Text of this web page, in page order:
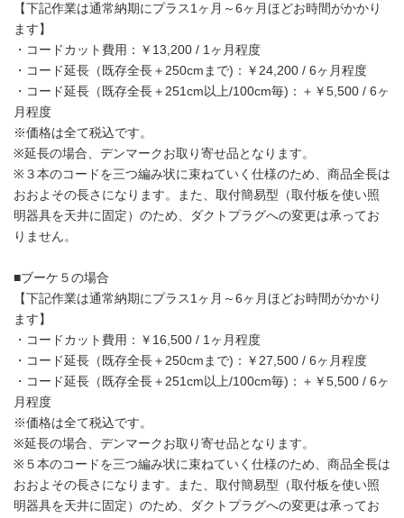
【下記作業は通常納期にプラス1ヶ月～6ヶ月ほどお時間がかかり
ます】
・コードカット費用：￥13,200 / 1ヶ月程度
・コード延長（既存全長＋250cmまで)：￥24,200 / 6ヶ月程度
・コード延長（既存全長＋251cm以上/100cm毎)：＋￥5,500 / 6ヶ
月程度
※価格は全て税込です。
※延長の場合、デンマークお取り寄せ品となります。
※３本のコードを三つ編み状に束ねていく仕様のため、商品全長は
おおよその長さになります。また、取付簡易型（取付板を使い照
明器具を天井に固定）のため、ダクトプラグへの変更は承ってお
りません。
■ブーケ５の場合
【下記作業は通常納期にプラス1ヶ月～6ヶ月ほどお時間がかかり
ます】
・コードカット費用：￥16,500 / 1ヶ月程度
・コード延長（既存全長＋250cmまで)：￥27,500 / 6ヶ月程度
・コード延長（既存全長＋251cm以上/100cm毎)：＋￥5,500 / 6ヶ
月程度
※価格は全て税込です。
※延長の場合、デンマークお取り寄せ品となります。
※５本のコードを三つ編み状に束ねていく仕様のため、商品全長は
おおよその長さになります。また、取付簡易型（取付板を使い照
明器具を天井に固定）のため、ダクトプラグへの変更は承ってお